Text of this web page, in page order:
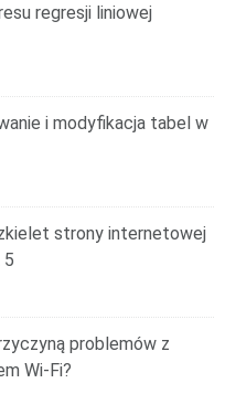
regresji liniowej
i modyfikacja tabel w
strony internetowej
5
problemów z
Wi-Fi?